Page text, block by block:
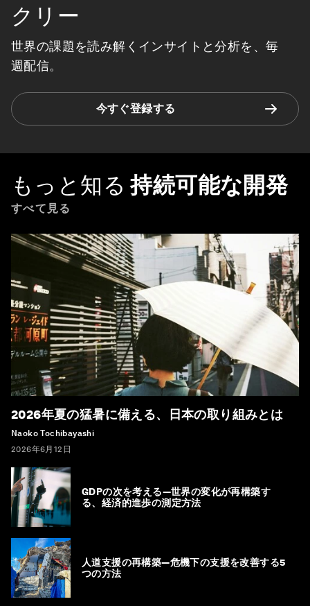
クリー
世界の課題を読み解くインサイトと分析を、毎
週配信。
今すぐ登録する
もっと知る 持続可能な開発
すべて見る
2026年夏の猛暑に備える、日本の取り組みとは
Naoko Tochibayashi
2026年6月12日
GDPの次を考える―世界の変化が再構築す
る、経済的進歩の測定方法
人道支援の再構築―危機下の支援を改善する5
つの方法